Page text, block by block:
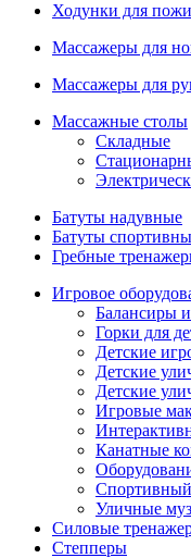
Ходунки для
Массажеры для
Массажеры для
Массажные столы
Складные
Батуты надувные
Батуты
Гребные
Игровое
Балансиры
Горки для
Детские
Детские
Детские
Игровые
Канатные
Уличные
Силовые
Степперы